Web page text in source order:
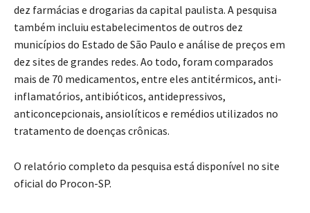
dez farmácias e drogarias da capital paulista. A pesquisa
também incluiu estabelecimentos de outros dez
municípios do Estado de São Paulo e análise de preços em
dez sites de grandes redes. Ao todo, foram comparados
mais de 70 medicamentos, entre eles antitérmicos, anti-
inflamatórios, antibióticos, antidepressivos,
anticoncepcionais, ansiolíticos e remédios utilizados no
tratamento de doenças crônicas.
O relatório completo da pesquisa está disponível no site
oficial do Procon-SP.